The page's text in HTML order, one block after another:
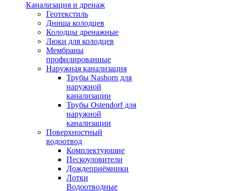
Канализация и дренаж
Геотекстиль
Днища колодцев
Колодцы дренажные
Люки для колодцев
Мембраны
профилированные
Наружная канализация
Трубы Nashorn для
наружной
канализации
Трубы Ostendorf для
наружной
канализации
Поверхностный
водоотвод
Комплектующие
Пескоуловители
Дождеприёмники
Лотки
Водоотводные